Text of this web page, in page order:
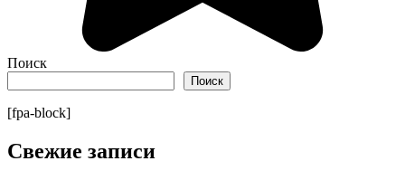
Поиск
Поиск
[fpa-block]
Свежие записи